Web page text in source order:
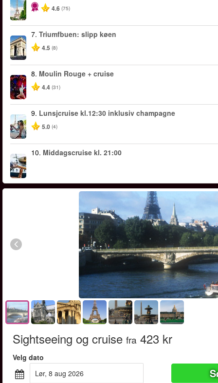
4.6 (75)
7. Triumfbuen: slipp køen
4.5 (8)
8. Moulin Rouge + cruise
4.4 (31)
9. Lunsjcruise kl.12:30 inklusiv champagne
5.0 (4)
10. Middagscruise kl. 21:00
Sightseeing og cruise fra 423 kr
Velg dato
lør, 8 aug 2026